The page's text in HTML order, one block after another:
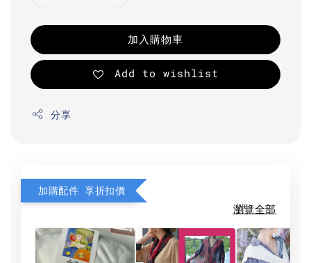
加入購物車
Add to wishlist
分享
加購配件 享折扣價
瀏覽全部